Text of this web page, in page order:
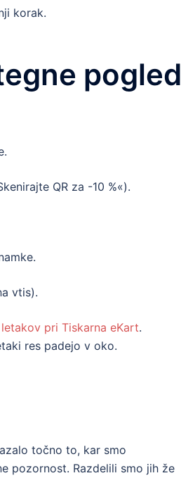
korak.
pogled
QR za -10 %«).
vtis).
pri Tiskarna eKart.
res padejo v oko.
točno to, kar smo
pozornost. Razdelili smo jih že